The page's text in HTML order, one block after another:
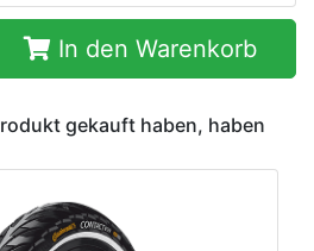
In den Warenkorb
gekauft haben, haben